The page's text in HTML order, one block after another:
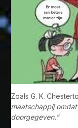
Zoals G. K.
maatschappij
doorgegeven.”